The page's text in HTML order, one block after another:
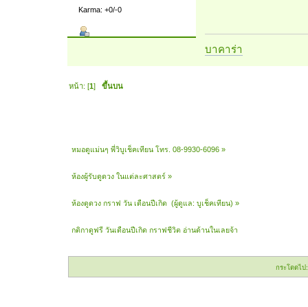
Karma: +0/-0
บาคาร่า
หน้า: [1]ขึ้นบน
หมอดูแม่นๆ พี่วิบูเช็คเทียน โทร. 08-9930-6096 »
ห้องผู้รับดูดวง ในแต่ละศาสตร์ »
ห้องดูดวง กราฟ วัน เดือนปีเกิด (ผู้ดูแล:บูเช็คเทียน) »
กติกาดูฟรี วันเดือนปีเกิด กราฟชีวิต อ่านด้านในเลยจ้า
กระโดดไป: